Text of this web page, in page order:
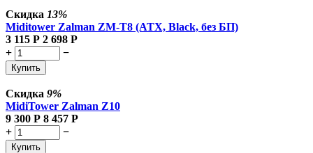
Скидка 13%
Miditower Zalman ZM-T8 (ATX, Black, без БП)
3 115 Р 2 698 Р
+
−
Купить
Скидка 9%
MidiTower Zalman Z10
9 300 Р 8 457 Р
+
−
Купить